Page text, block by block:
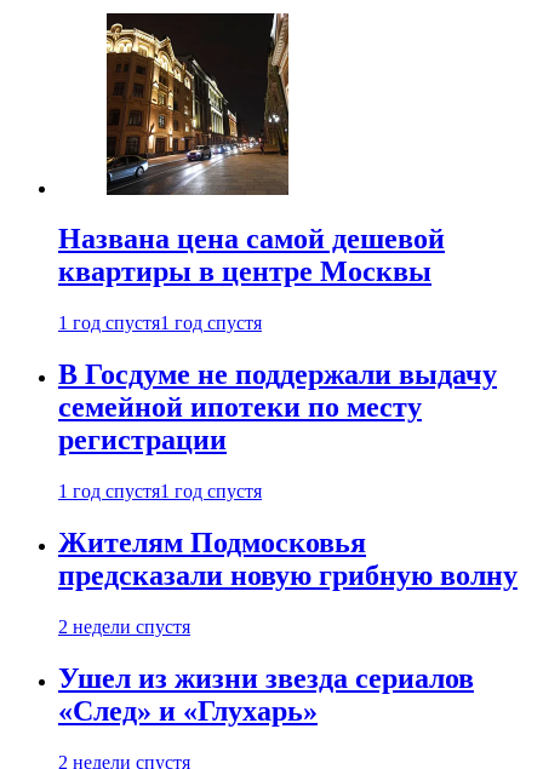
Названа цена самой дешевой
квартиры в центре Москвы
1 год спустя1 год спустя
В Госдуме не поддержали выдачу
семейной ипотеки по месту
регистрации
1 год спустя1 год спустя
Жителям Подмосковья
предсказали новую грибную волну
2 недели спустя
Ушел из жизни звезда сериалов
«След» и «Глухарь»
2 недели спустя